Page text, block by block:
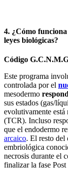
4. ¿Cómo
leyes biológicas?
Código
Este programa
controlada por el
mesodermo
sus estados (gas/
evolutivamente
(TCR). Incluso
que el endodermo
arcaico. El resto del
embriológica
necrosis durante el
finalizar la fase